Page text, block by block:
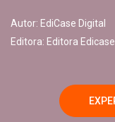
Autor: EdiCase Digital
Editora: Editora Edicase